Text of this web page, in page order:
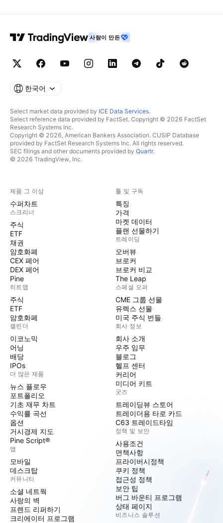
사람이 만든
한국어
Select market data provided by ICE Data Services.
Select reference data provided by FactSet. Copyright © 2026 FactSet
Research Systems Inc.
Copyright © 2026, American Bankers Association. CUSIP Database
provided by FactSet Research Systems Inc. All rights reserved.
SEC filings and other documents provided by Quartr.
© 2026 TradingView, Inc.
제품 그 이상
수퍼차트
스크리너
주식
ETF
채권
암호화폐
CEX 페어
DEX 페어
Pine
히트맵
주식
ETF
암호화폐
캘린더
이코노믹
어닝
배당
IPOs
더 많은 제품
뉴스 플로우
포트폴리오
기초 재무 차트
수익률 곡선
옵션
거시경제 지도
Pine Script®
앱
모바일
데스크탑
커뮤니티
소셜 네트웍
사랑의 벽
프렌드 리퍼하기
크리에이터 프로그램
툴 및 구독
특징
가격
마켓 데이터
플랜 선물하기
트레이딩
오버뷰
브로커
브로커 비교
The Leap
스페셜 오퍼
CME 그룹 선물
유렉스 선물
미국 주식 번들
회사 정보
회사 소개
우주 임무
블로그
헬프 센터
커리어
미디어 키트
굿즈
트레이딩뷰 스토어
트레이더용 타로 카드
C63 트레이드타임
정책 및 보안
사용조건
면책사항
프라이버시정책
쿠키 정책
접근성 정책
보안 팁
버그 바운티 프로그램
상태 페이지
비즈니스 솔루션